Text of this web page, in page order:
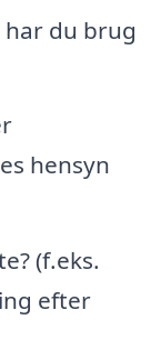
har du brug
hensyn
(f.eks.
efter